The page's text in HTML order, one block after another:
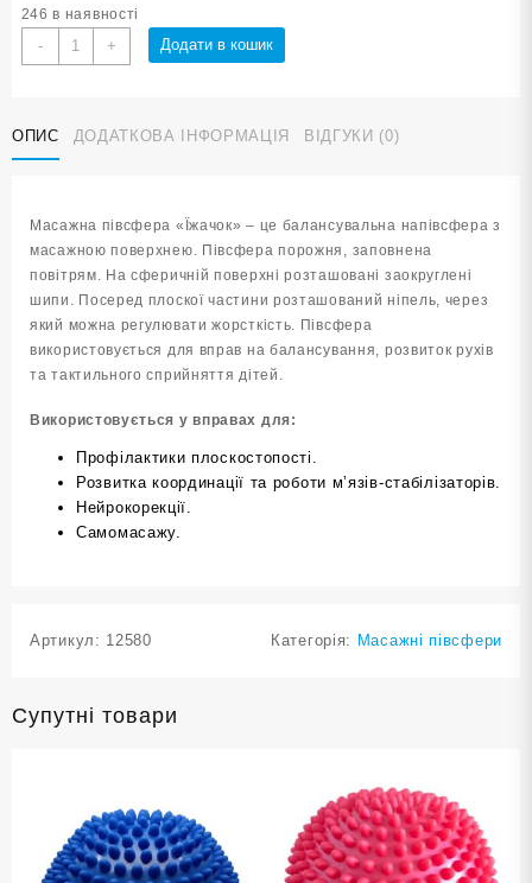
246 в наявності
-
Масажна
півсфера
YJ-
D2-
+ Додати в кошик
ОПИС ДОДАТКОВА ІНФОРМАЦІЯ ВІДГУКИ (0)
Масажна півсфера «Їжачок» – це балансувальна напівсфера з
масажною поверхнею. Півсфера порожня, заповнена
повітрям. На сферичній поверхні розташовані заокруглені
шипи. Посеред плоскої частини розташований ніпель, через
який можна регулювати жорсткість. Півсфера
використовується для вправ на балансування, розвиток рухів
та тактильного сприйняття дітей.
Використовується у вправах для:
Профілактики плоскостопості.
Розвитка координації та роботи м’язів-стабілізаторів.
Нейрокорекції.
Самомасажу.
Артикул: 12580 Категорія: Масажні півсфери
Супутні товари